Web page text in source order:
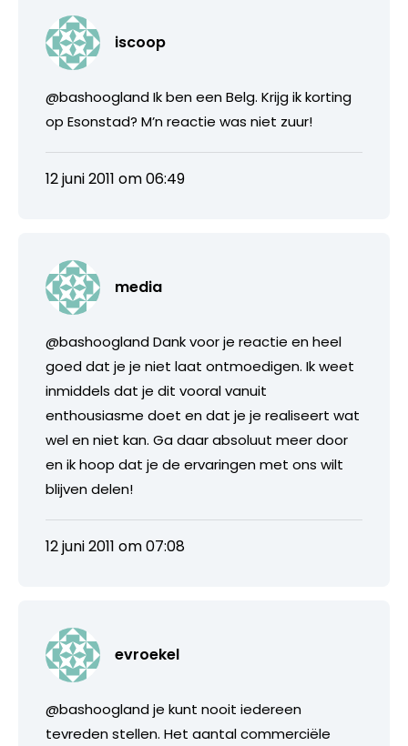
iscoop
@bashoogland Ik ben een Belg. Krijg ik korting
op Esonstad? M’n reactie was niet zuur!
12 juni 2011 om 06:49
media
@bashoogland Dank voor je reactie en heel
goed dat je je niet laat ontmoedigen. Ik weet
inmiddels dat je dit vooral vanuit
enthousiasme doet en dat je je realiseert wat
wel en niet kan. Ga daar absoluut meer door
en ik hoop dat je de ervaringen met ons wilt
blijven delen!
12 juni 2011 om 07:08
evroekel
@bashoogland je kunt nooit iedereen
tevreden stellen. Het aantal commerciële